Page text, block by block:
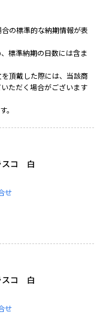
の標準的な納期情報が表
標準納期の日数には含ま
頂戴した際には、当該商
ただく場合がございます
。
スコ 白
せ
スコ 白
せ